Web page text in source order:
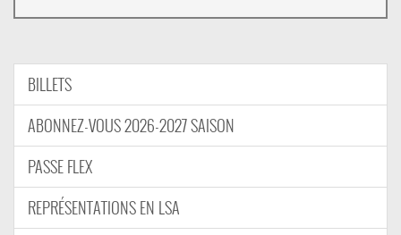
BILLETS
ABONNEZ-VOUS 2026-2027 SAISON
PASSE FLEX
REPRÉSENTATIONS EN LSA